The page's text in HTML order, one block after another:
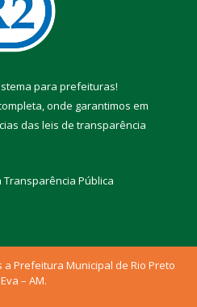
para prefeituras!
onde garantimos em
das leis de transparência
Transparência Pública
Prefeitura Municipal de Rio Preto
– AM.